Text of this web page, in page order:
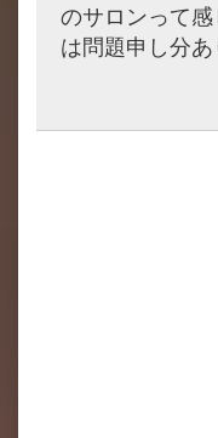
のサロンって
は問題申し分あ